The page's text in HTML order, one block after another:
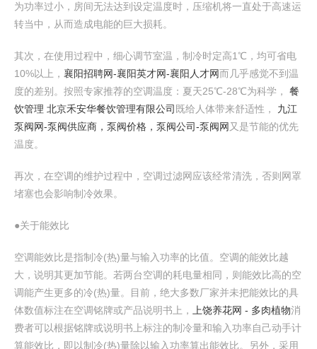
为功率过小，房间无法达到设定温度时，压缩机将一直处于高速运
转当中，从而造成电能的巨大损耗。
其次，在使用过程中，细心调节室温，制冷时定高1℃，均可省电
10%以上， 襄阳招聘网-襄阳英才网-襄阳人才网而几乎感觉不到温
度的差别。按照专家推荐的空调温度：夏天25℃-28℃为科学， 餐
饮管理 北京禾安华餐饮管理有限公司 既给人体带来舒适性， 九江
泵阀网-泵阀供应商，泵阀价格，泵阀公司-泵阀网 又是节能的优先
温度。
再次，在空调的维护过程中，空调过滤网应该经常清洗，否则网罩
堵塞也会影响制冷效果。
●关于能效比
空调能效比是指制冷(热)量与输入功率的比值。空调的能效比越
大，说明其更加节能。若两台空调的耗电量相同，则能效比高的空
调能产生更多的冷(热)量。目前，绝大多数厂家并未把能效比的具
体数值标注在空调铭牌或产品说明书上，
上饶养花网 - 多肉植物消
费者可以根据铭牌或说明书上标注的制冷量和输入功率自己动手计
算能效比，即以制冷(热)量除以输入功率算出能效比。另外，采用